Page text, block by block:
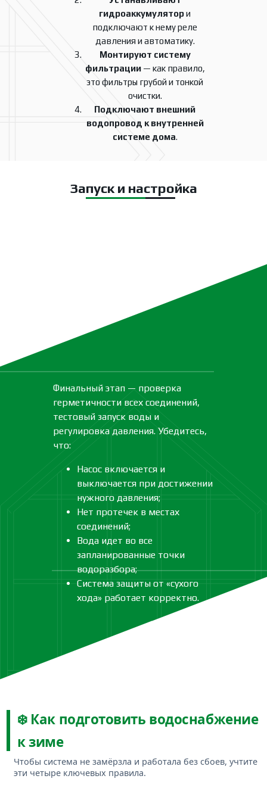
гидроаккумулятори
подключают к нему реле
давления и автоматику.
Монтируют систему
фильтрации— как правило,
это фильтры грубой и тонкой
очистки.
Подключают внешний
водопровод к внутренней
системе дома.
Запуск и настройка
Финальный этап — проверка
герметичности всех соединений,
тестовый запуск воды и
регулировка давления. Убедитесь,
что:
Насос включается и
выключается при достижении
нужного давления;
Нет протечек в местах
соединений;
Вода идет во все
запланированные точки
водоразбора;
Система защиты от «сухого
хода» работает корректно.
❄️ Как подготовить водоснабжение
к зиме
Чтобы система не замёрзла и работала без сбоев, учтите
эти четыре ключевых правила.